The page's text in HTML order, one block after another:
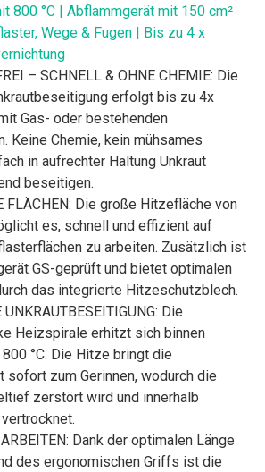
800 °C | Abflammgerät mit 150 cm²
Wege & Fugen | Bis zu 4 x
– SCHNELL & OHNE CHEMIE: Die
erfolgt bis zu 4x
Gas- oder bestehenden
Keine Chemie, kein mühsames
in aufrechter Haltung Unkraut
beseitigen.
FLÄCHEN: Die große Hitzefläche von
es, schnell und effizient auf
zu arbeiten. Zusätzlich ist
GS-geprüft und bietet optimalen
das integrierte Hitzeschutzblech.
UNKRAUTBESEITIGUNG: Die
Heizspirale erhitzt sich binnen
°C. Die Hitze bringt die
zum Gerinnen, wodurch die
zerstört wird und innerhalb
Dank der optimalen Länge
des ergonomischen Griffs ist die